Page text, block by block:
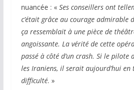
nuancée : « Ses conseillers ont
c’était grâce au courage admirable
ça ressemblait à une pièce de
angoissante. La vérité de cette
passé à côté d’un crash. Si le
les Iraniens, il serait aujourd’hui en
difficulté. »